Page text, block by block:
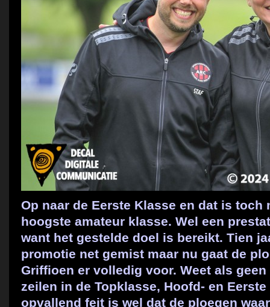
Op naar de Eerste Klasse en dat is toch
hoogste amateur klasse. Wel een
want het gestelde doel is bereikt. Tien
promotie net gemist maar nu gaat de
Griffioen er volledig voor. Weet als
zeilen in de Topklasse, Hoofd- en
opvallend feit is wel dat de ploegen